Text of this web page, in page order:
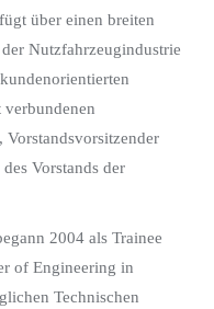
über einen breiten
Nutzfahrzeugindustrie
verbundenen
Vorstands der
2004 als Trainee
of Engineering in
Technischen